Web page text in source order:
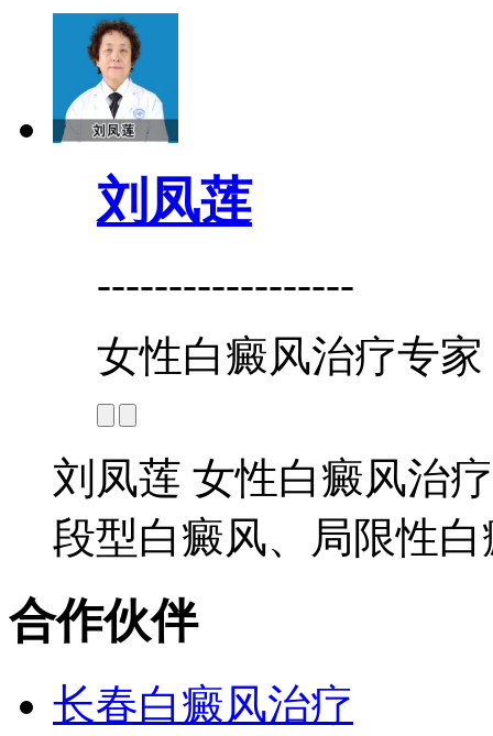
刘凤莲
------------------
女性白癜风治疗专家
刘凤莲 女性白癜风治
段型白癜风、局限性
合作伙伴
长春白癜风治疗